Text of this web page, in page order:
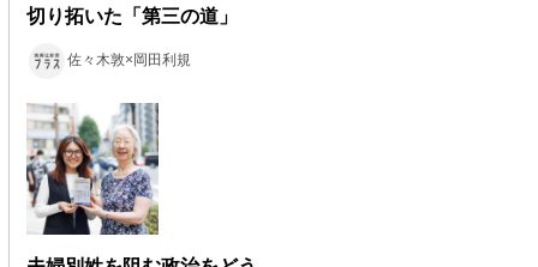
切り拓いた「第三の道」
佐々木敦×岡田利規